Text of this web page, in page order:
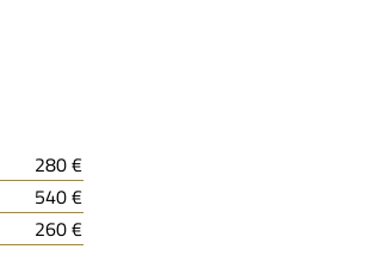
280 €
540 €
260 €